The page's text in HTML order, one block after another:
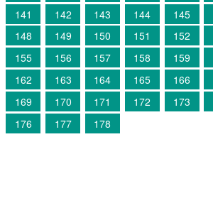
141
142 143 144 145
148
149 150 151 152
155
156 157 158 159
162
163 164 165 166
169
170 171 172 173
176
177 178